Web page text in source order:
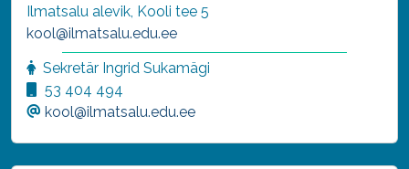
Ilmatsalu alevik, Kooli tee 5
kool@ilmatsalu.edu.ee
Sekretär Ingrid Sukamägi
53 404 494
kool@ilmatsalu.edu.ee